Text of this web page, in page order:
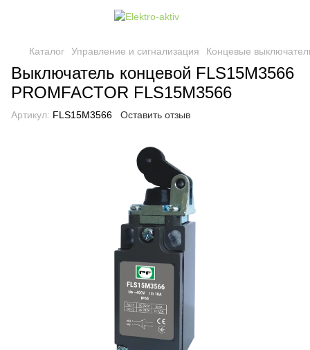
Каталог Управление и сигнализация Концевые
Выключатель концевой FLS15M3566
PROMFACTOR FLS15M3566
Артикул: FLS15M3566 Оставить отзыв